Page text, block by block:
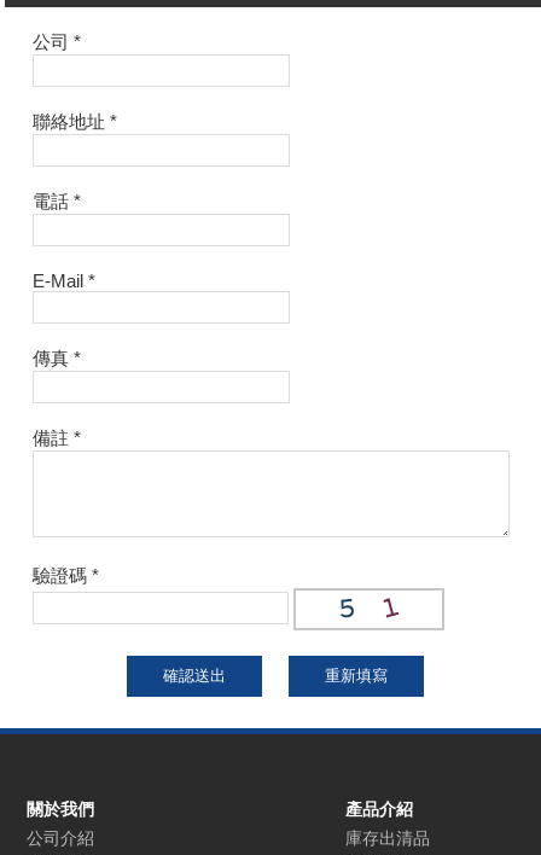
公司 *
聯絡地址 *
電話 *
E-Mail *
傳真 *
備註 *
驗證碼 *
關於我們
公司介紹
產品介紹
庫存出清品